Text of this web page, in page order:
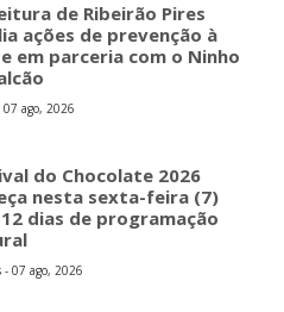
de Ribeirão Pires
ações de prevenção à
em parceria com o Ninho
07 ago, 2026
do Chocolate 2026
nesta sexta-feira (7)
dias de programação
- 07 ago, 2026